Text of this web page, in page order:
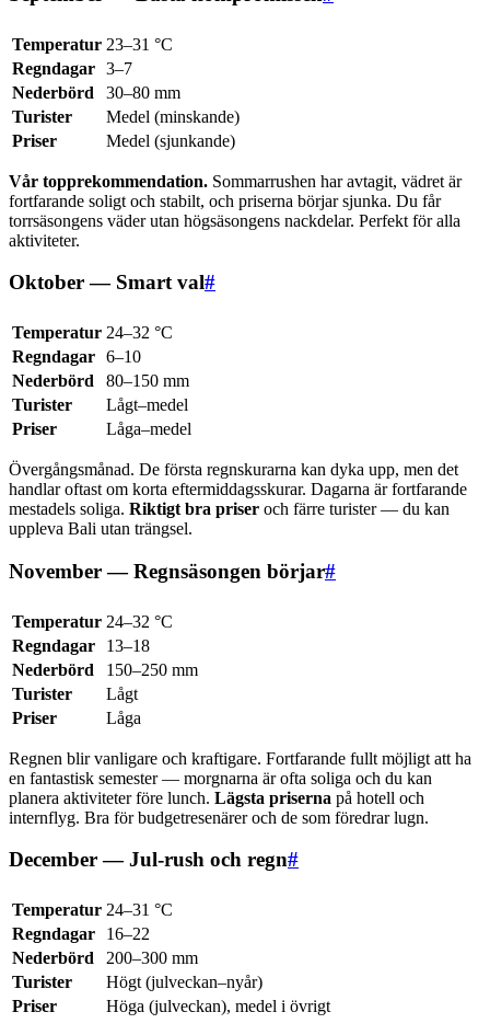
Temperatur 23–31 °C
Regndagar 3–7
Nederbörd
30–80 mm
Turister
Medel (minskande)
Priser
Medel (sjunkande)
Vår topprekommendation. Sommarrushen har avtagit, vädret är
fortfarande soligt och stabilt, och priserna börjar sjunka. Du får
torrsäsongens väder utan högsäsongens nackdelar. Perfekt för alla
aktiviteter.
Oktober — Smart val#
Temperatur 24–32 °C
Regndagar 6–10
Nederbörd
80–150 mm
Turister
Lågt–medel
Priser
Låga–medel
Övergångsmånad. De första regnskurarna kan dyka upp, men det
handlar oftast om korta eftermiddagsskurar. Dagarna är fortfarande
mestadels soliga. Riktigt bra priser och färre turister — du kan
uppleva Bali utan trängsel.
November — Regnsäsongen börjar#
Temperatur 24–32 °C
Regndagar
13–18
Nederbörd
150–250 mm
Turister
Lågt
Priser
Låga
Regnen blir vanligare och kraftigare. Fortfarande fullt möjligt att ha
en fantastisk semester — morgnarna är ofta soliga och du kan
planera aktiviteter före lunch. Lägsta priserna på hotell och
internflyg. Bra för budgetresenärer och de som föredrar lugn.
December — Jul-rush och regn#
Temperatur 24–31 °C
Regndagar
16–22
Nederbörd
200–300 mm
Turister
Högt (julveckan–nyår)
Priser
Höga (julveckan), medel i övrigt